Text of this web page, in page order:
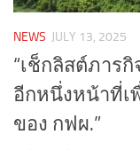
NEWS JULY 13, 2025
“เช็กลิสต์ภาร
อีกหนึ่งหน้าที่เ
ของ กฟผ.”